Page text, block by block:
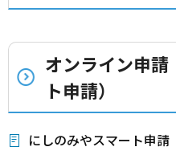
オンライン申請
ト申請）
にしのみやスマート申請